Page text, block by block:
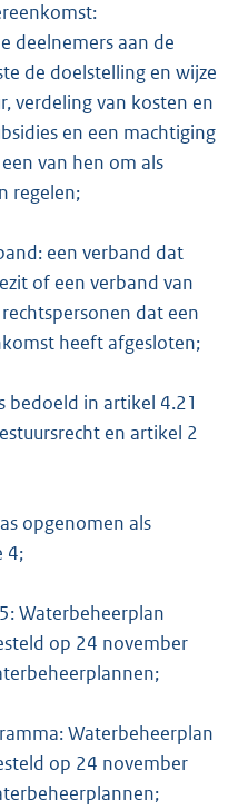
deelnemers aan de
de doelstelling en wijze
verdeling van kosten en
en een machtiging
van hen om als
regelen;
een verband dat
of een verband van
dat een
heeft afgesloten;
bedoeld in artikel 4.21
en artikel 2
opgenomen als
4;
Waterbeheerplan
op 24 november
Waterbeheerplan
op 24 november